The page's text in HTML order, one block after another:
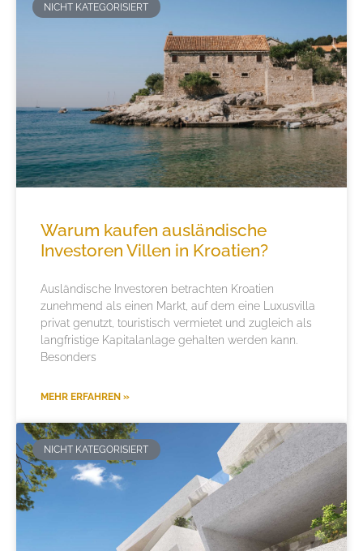
NICHT KATEGORISIERT
Warum kaufen ausländische
Investoren Villen in Kroatien?
Ausländische Investoren betrachten Kroatien
zunehmend als einen Markt, auf dem eine Luxusvilla
privat genutzt, touristisch vermietet und zugleich als
langfristige Kapitalanlage gehalten werden kann.
Besonders
MEHR ERFAHREN »
NICHT KATEGORISIERT